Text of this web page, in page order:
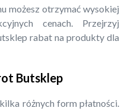
możesz otrzymać wysokiej
cenach. Przejrzyj
rabat na produkty dla
Butsklep
różnych form płatności.